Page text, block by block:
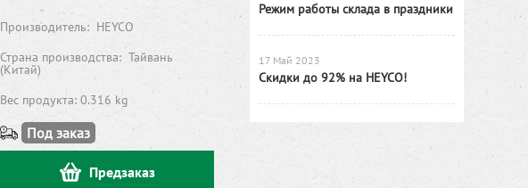
Производитель: HEYCO
Страна производства: Тайвань
(Китай)
Вес продукта: 0.316 kg
Под заказ
Предзаказ
Режим работы склада в праздники
17 Май 2023
Скидки до 92% на HEYCO!